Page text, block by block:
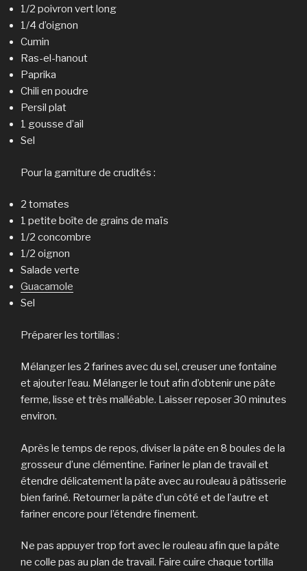
1/2 poivron vert long
1/4 d’oignon
Cumin
Ras-el-hanout
Paprika
Chili en poudre
Persil plat
1 gousse d’ail
Sel
Pour la garniture de crudités :
2 tomates
1 petite boîte de grains de maïs
1/2 concombre
1/2 oignon
Salade verte
Guacamole
Sel
Préparer les tortillas :
Mélanger les 2 farines avec du sel, creuser une fontaine
et ajouter l’eau. Mélanger le tout afin d’obtenir une pâte
ferme, lisse et très malléable. Laisser reposer 30 minutes
environ.
Après le temps de repos, diviser la pâte en 8 boules de la
grosseur d’une clémentine. Fariner le plan de travail et
étendre délicatement la pâte avec au rouleau à pâtisserie
bien fariné. Retourner la pâte d’un côté et de l’autre et
fariner encore pour l’étendre finement.
Ne pas appuyer trop fort avec le rouleau afin que la pâte
ne colle pas au plan de travail. Faire cuire chaque tortilla